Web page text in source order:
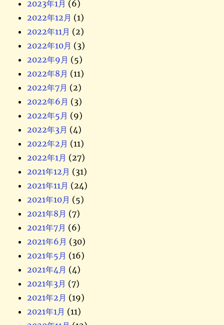
2023年1月 (6)
2022年12月 (1)
2022年11月 (2)
2022年10月 (3)
2022年9月 (5)
2022年8月 (11)
2022年7月 (2)
2022年6月 (3)
2022年5月 (9)
2022年3月 (4)
2022年2月 (11)
2022年1月 (27)
2021年12月 (31)
2021年11月 (24)
2021年10月 (5)
2021年8月 (7)
2021年7月 (6)
2021年6月 (30)
2021年5月 (16)
2021年4月 (4)
2021年3月 (7)
2021年2月 (19)
2021年1月 (11)